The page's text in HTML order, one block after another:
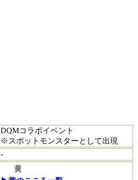
DQMコラボイベント
※スポットモンスターとして出現
-
黄